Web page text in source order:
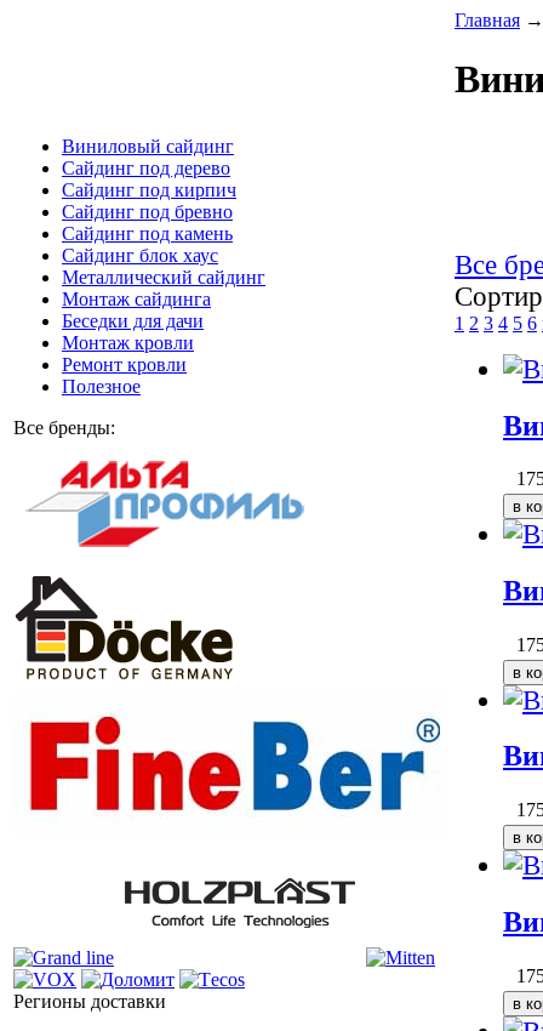
Виниловый сайдинг
Сайдинг под дерево
Сайдинг под кирпич
Сайдинг под бревно
Сайдинг под камень
Cайдинг блок хаус
Металлический сайдинг
Монтаж сайдинга
Беседки для дачи
Монтаж кровли
Ремонт кровли
Полезное
Все бренды:
Регионы доставки
Главная
Все
1 2 3 4 5 6